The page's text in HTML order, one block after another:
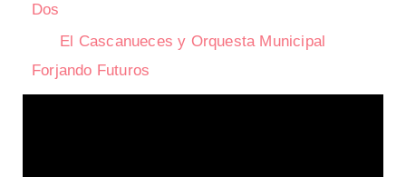
Dos
El Cascanueces y Orquesta Municipal
Forjando Futuros